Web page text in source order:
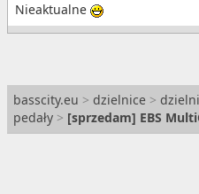
Nieaktualne
basscity.eu > dzielnice >
pedały > [sprzedam] EBS